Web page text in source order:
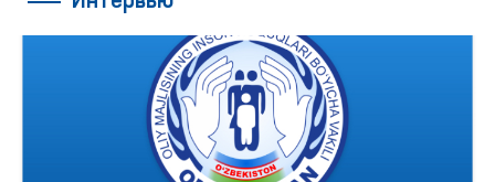
ограниченными возможностями.